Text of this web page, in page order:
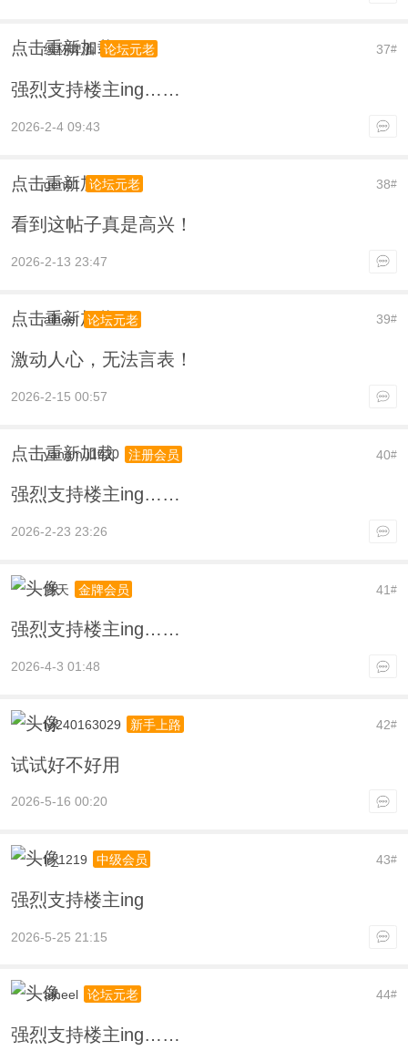
点击重新加载 37#
续杯啤酒 论坛元老
强烈支持楼主ing……
2026-2-4 09:43
点击重新加载 38#
gen01 论坛元老
看到这帖子真是高兴！
2026-2-13 23:47
点击重新加载 39#
aiheel 论坛元老
激动人心，无法言表！
2026-2-15 00:57
点击重新加载 40#
yangmu1020 注册会员
强烈支持楼主ing……
2026-2-23 23:26
41#
胜天 金牌会员
强烈支持楼主ing……
2026-4-3 01:48
42#
lyj240163029 新手上路
试试好不好用
2026-5-16 00:20
43#
lr_1219 中级会员
强烈支持楼主ing
2026-5-25 21:15
44#
aiheel 论坛元老
强烈支持楼主ing……